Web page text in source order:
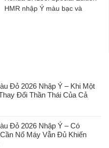
triệu
HMR nhập Ý màu bạc và
Đỏ 2026 Nhập Ý – Khi Một
Đổi Thần Thái Của Cả
Đỏ 2026 Nhập Ý – Có
Nổ Máy Vẫn Đủ Khiến